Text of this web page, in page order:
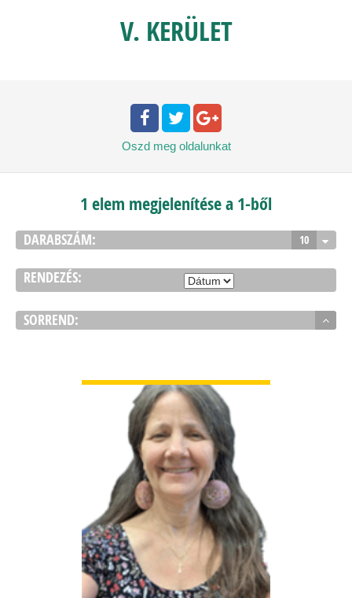
V. KERÜLET
Oszd meg oldalunkat
1 elem megjelenítése a 1-ből
DARABSZÁM: 10
RENDEZÉS:
SORREND: